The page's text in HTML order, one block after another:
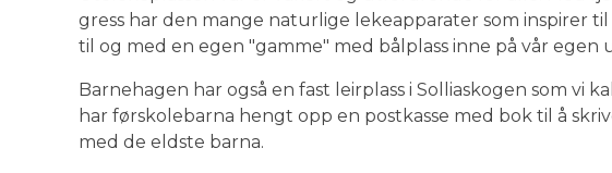
gress har den mange naturlige lekeapparater som inspirer
til og med en egen "gamme" med bålplass inne på vår egen
Barnehagen har også en fast leirplass i Solliaskogen som vi
har førskolebarna hengt opp en postkasse med bok til å
med de eldste barna.